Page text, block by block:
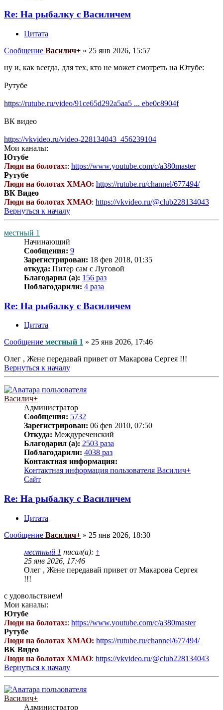
Re: На рыбалку с Василичем
Цитата
Сообщение Василич+ » 25 янв 2026, 15:57
ну и, как всегда, для тех, кто не может смотреть на Ютубе:
Рутубе
https://rutube.ru/video/91ce65d292a5aa5 ... ebe0c8904f
ВК видео
https://vkvideo.ru/video-228134043_456239104
Мои каналы:
Ютубе
Люди на болотах:: https://www.youtube.com/c/a380master
Рутубе
Люди на болотах ХМАО: https://rutube.ru/channel/677494/
ВК Видео
Люди на болотах ХМАО: https://vkvideo.ru/@club228134043
Вернуться к началу
местный 1
Начинающий
Сообщения: 9
Зарегистрирован: 18 фев 2018, 01:35
откуда: Питер сам с Луговой
Благодарил (а): 156 раз
Поблагодарили: 4 раза
Re: На рыбалку с Василичем
Цитата
Сообщение местный 1 » 25 янв 2026, 17:46
Олег , Жене передавай привет от Макарова Сергея !!!
Вернуться к началу
Василич+
Администратор
Сообщения: 5732
Зарегистрирован: 06 фев 2010, 07:50
Откуда: Междуреченский
Благодарил (а): 2503 раза
Поблагодарили: 4038 раз
Контактная информация:
Контактная информация пользователя Василич+
Сайт
Re: На рыбалку с Василичем
Цитата
Сообщение Василич+ » 25 янв 2026, 18:30
местный 1 писал(а): ↑
25 янв 2026, 17:46
Олег , Жене передавай привет от Макарова Сергея
!!!
с удовольствием!
Мои каналы:
Ютубе
Люди на болотах:: https://www.youtube.com/c/a380master
Рутубе
Люди на болотах ХМАО: https://rutube.ru/channel/677494/
ВК Видео
Люди на болотах ХМАО: https://vkvideo.ru/@club228134043
Вернуться к началу
Василич+
Администратор